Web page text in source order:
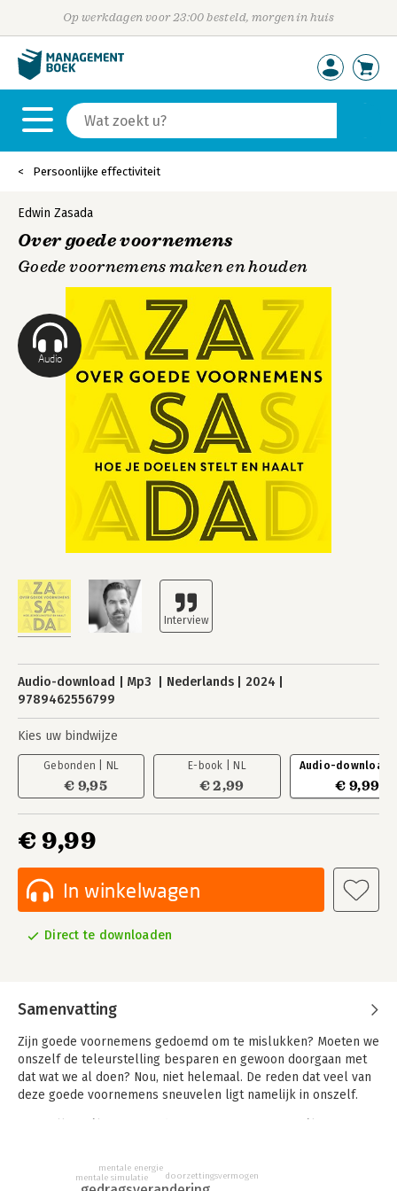
Op werkdagen voor 23:00 besteld, morgen in huis
Persoonlijke effectiviteit
Audio
Edwin Zasada
Over goede voornemens
Goede voornemens maken en houden
Audio-download Mp3 Nederlands
2024
9789462556799
Kies uw bindwijze
Gebonden | NL
€ 9,95
E-book | NL
€ 2,99
Audio-download |
€ 9,99
€ 9,99
In winkelwagen
Direct te downloaden
Samenvatting
Zijn goede voornemens gedoemd om te mislukken? Moeten we
onszelf de teleurstelling besparen en gewoon doorgaan met
dat wat we al doen? Nou, niet helemaal. De reden dat veel van
deze goede voornemens sneuvelen ligt namelijk in onszelf.
is dan ook dat we onze succeskansen zélf in de hand hebben.
mentale simulatie
mentale energie
doorzettingsvermogen